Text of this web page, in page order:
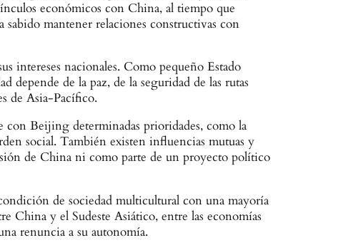
económicos con China, al tiempo que
mantener relaciones constructivas con
intereses nacionales. Como pequeño Estado
depende de la paz, de la seguridad de las rutas
de Asia-Pacífico.
con Beijing determinadas prioridades, como la
social. También existen influencias mutuas y
de China ni como parte de un proyecto político
de sociedad multicultural con una mayoría
y el Sudeste Asiático, entre las economías
renuncia a su autonomía.